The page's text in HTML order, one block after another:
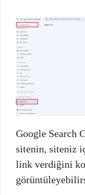
Google Search
sitenin, siteniz
link verdiğini